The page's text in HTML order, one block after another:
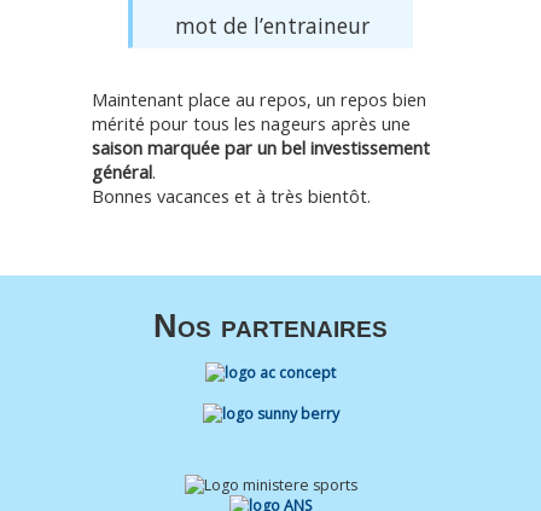
mot de l’entraineur
Maintenant place au repos, un repos bien
mérité pour tous les nageurs après une
saison marquée par un bel investissement
général.
Bonnes vacances et à très bientôt.
Nos partenaires